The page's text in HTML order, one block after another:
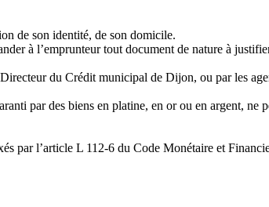
de son identité, de son domicile.
à l’emprunteur tout document de nature à
du Crédit municipal de Dijon, ou par les
par des biens en platine, en or ou en argent, ne
par l’article L 112-6 du Code Monétaire et